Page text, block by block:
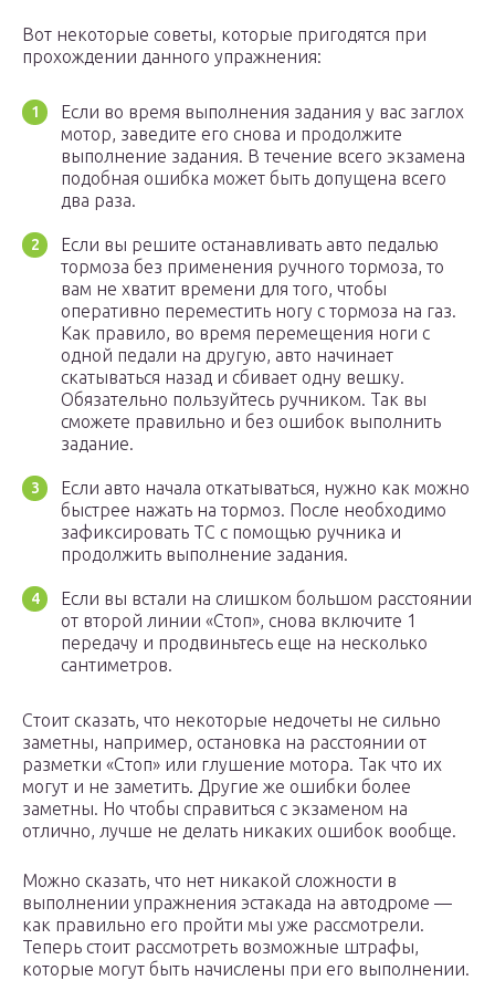
Вот некоторые советы, которые пригодятся при
прохождении данного упражнения:
Если во время выполнения задания у вас заглох
мотор, заведите его снова и продолжите
выполнение задания. В течение всего экзамена
подобная ошибка может быть допущена всего
два раза.
Если вы решите останавливать авто педалью
тормоза без применения ручного тормоза, то
вам не хватит времени для того, чтобы
оперативно переместить ногу с тормоза на газ.
Как правило, во время перемещения ноги с
одной педали на другую, авто начинает
скатываться назад и сбивает одну вешку.
Обязательно пользуйтесь ручником. Так вы
сможете правильно и без ошибок выполнить
задание.
Если авто начала откатываться, нужно как можно
быстрее нажать на тормоз. После необходимо
зафиксировать ТС с помощью ручника и
продолжить выполнение задания.
Если вы встали на слишком большом расстоянии
от второй линии «Стоп», снова включите 1
передачу и продвиньтесь еще на несколько
сантиметров.
Стоит сказать, что некоторые недочеты не сильно
заметны, например, остановка на расстоянии от
разметки «Стоп» или глушение мотора. Так что их
могут и не заметить. Другие же ошибки более
заметны. Но чтобы справиться с экзаменом на
отлично, лучше не делать никаких ошибок вообще.
Можно сказать, что нет никакой сложности в
выполнении упражнения эстакада на автодроме —
как правильно его пройти мы уже рассмотрели.
Теперь стоит рассмотреть возможные штрафы,
которые могут быть начислены при его выполнении.